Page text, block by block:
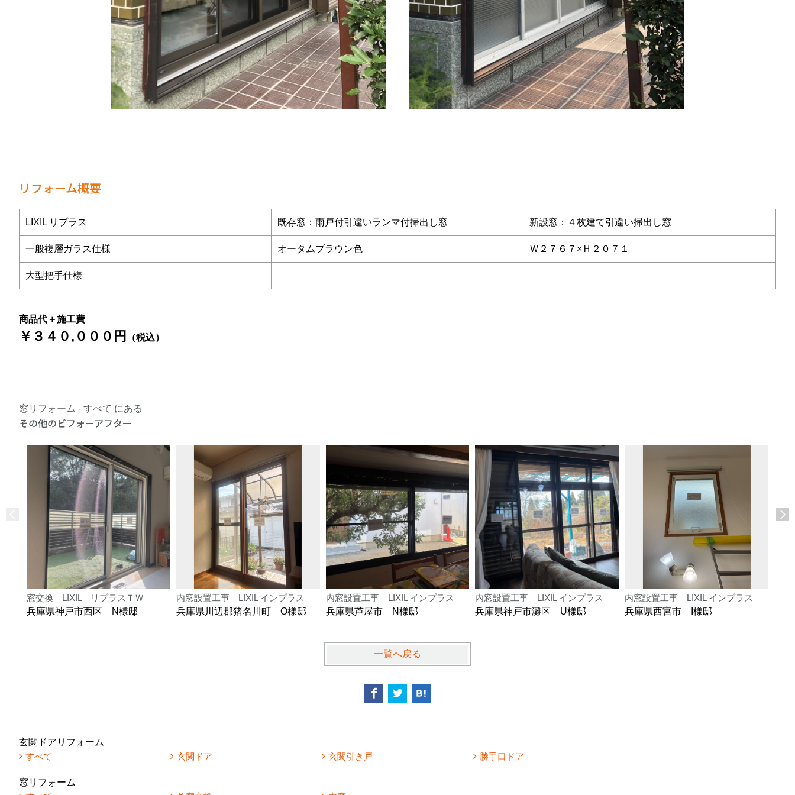
リフォーム概要
LIXIL リプラス 既存窓：雨戸付引違いランマ付掃出し窓 新設窓：４枚建て引違い掃出し窓
一般複層ガラス仕様 オータムブラウン色 Ｗ２７６７×Ｈ２０７１
大型把手仕様
商品代＋施工費
￥３４０,０００円 （税込）
窓リフォーム - すべて にある
その他のビフォーアフター
窓交換 LIXIL リプラスＴＷ
兵庫県神戸市西区 N様邸
内窓設置工事 LIXIL インプラス
兵庫県川辺郡猪名川町 O様邸
内窓設置工事 LIXIL インプラス
兵庫県芦屋市 N様邸
内窓設置工事 LIXIL インプラス
兵庫県神戸市灘区 U様邸
内窓設置工事 LIXIL インプラス
兵庫県西宮市 I様邸
一覧へ戻る
玄関ドアリフォーム
すべて
玄関ドア 玄関引き戸 勝手口ドア
窓リフォーム